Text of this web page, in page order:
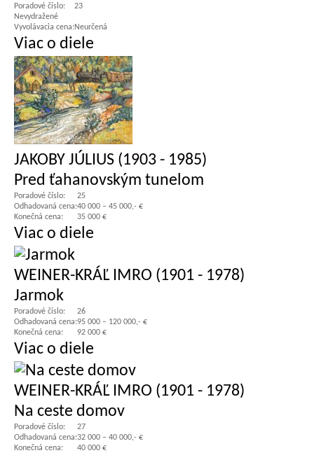
Poradové číslo:
23
Nevydražené
Vyvolávacia cena:Neurčená
Viac o diele
JAKOBY JÚLIUS (1903 - 1985)
Pred ťahanovským tunelom
Poradové číslo:
25
Odhadovaná cena:40 000 – 45 000,- €
Konečná cena:
35 000 €
Viac o diele
WEINER-KRÁĽ IMRO (1901 - 1978)
Jarmok
Poradové číslo:
26
Odhadovaná cena:95 000 – 120 000,- €
Konečná cena:
92 000 €
Viac o diele
WEINER-KRÁĽ IMRO (1901 - 1978)
Na ceste domov
Poradové číslo:
27
Odhadovaná cena:32 000 – 40 000,- €
Konečná cena:
40 000 €